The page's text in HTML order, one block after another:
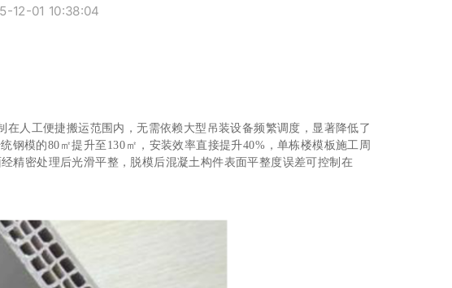
12-01 10:38:04
人工便捷搬运范围内，无需依赖大型吊装设备频繁调度，显著降低了
模的80㎡提升至130㎡，安装效率直接提升40%，单栋楼模板施工周
精密处理后光滑平整，脱模后混凝土构件表面平整度误差可控制在